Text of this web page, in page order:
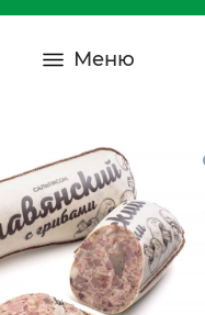
Меню